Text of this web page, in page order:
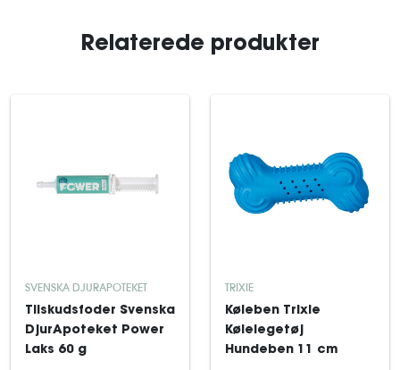
Relaterede produkter
SVENSKA DJURAPOTEKET
Tilskudsfoder Svenska
DjurApoteket Power
Laks 60 g
TRIXIE
Køleben Trixie
Kølelegetøj
Hundeben 11 cm